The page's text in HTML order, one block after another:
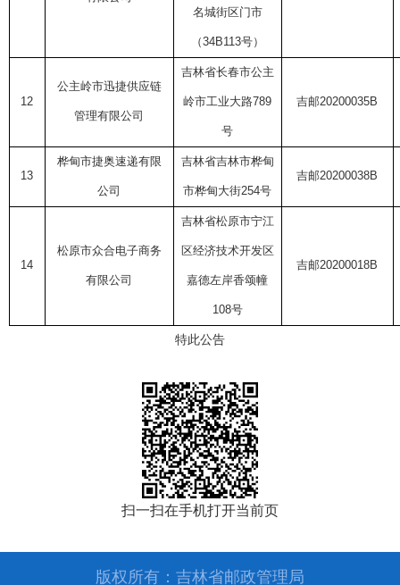
名城街区门市
（34B113号）
12
公主岭市迅捷供应链
管理有限公司
吉林省长春市公主
岭市工业大路789
号
吉邮20200035B
13
桦甸市捷奥速递有限
公司
吉林省吉林市桦甸
市桦甸大街254号
吉邮20200038B
14
松原市众合电子商务
有限公司
吉林省松原市宁江
区经济技术开发区
嘉德左岸香颂幢
108号
吉邮20200018B
特此公告
扫一扫在手机打开当前页
版权所有：吉林省邮政管理局